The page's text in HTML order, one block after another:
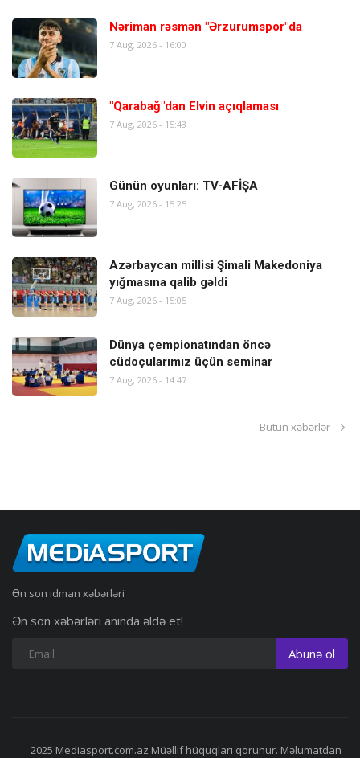
Nəriman rəsmən "Ərzurumspor"da
7 Aug, 2026 - 16:00
"Qarabağ"dan Elvin açıqlaması
7 Aug, 2026 - 15:43
Günün oyunları: TV-AFİŞA
7 Aug, 2026 - 15:25
Azərbaycan millisi Şimali Makedoniya
yığmasına qalib gəldi
7 Aug, 2026 - 15:05
Dünya çempionatından öncə
cüdoçularımız üçün seminar
7 Aug, 2026 - 14:47
Bütün xəbərlər
Ən son idman xəbərləri
Ən son xəbərləri anında əldə et!
Abunə ol
2025 Mediasport.com.az Müəllif hüquqları qorunur. Məlumatdan